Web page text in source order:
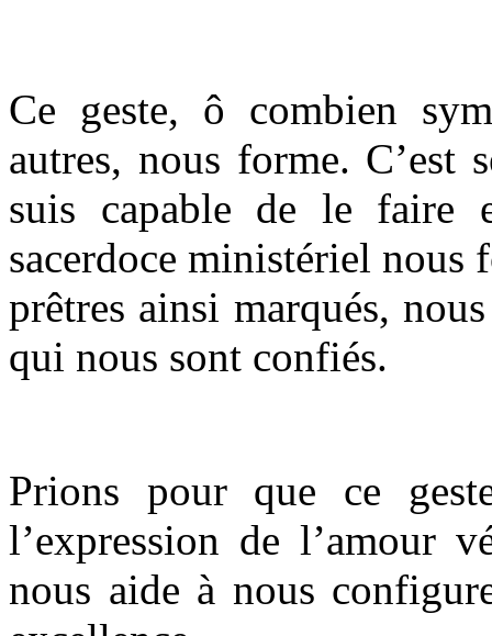
Ce geste, ô combien
autres, nous forme. C’est
suis capable de le faire
sacerdoce ministériel nous
prêtres ainsi marqués,
qui nous sont confiés.
Prions pour que ce
l’expression de l’amour
nous aide à nous